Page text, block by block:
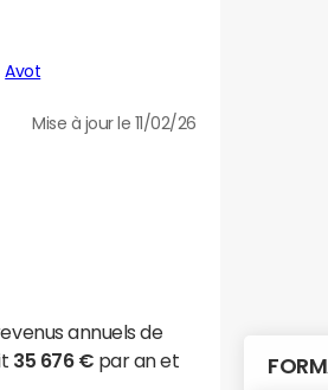
Avot
Mise à jour le 11/02/26
annuels de
35 676 € par an et